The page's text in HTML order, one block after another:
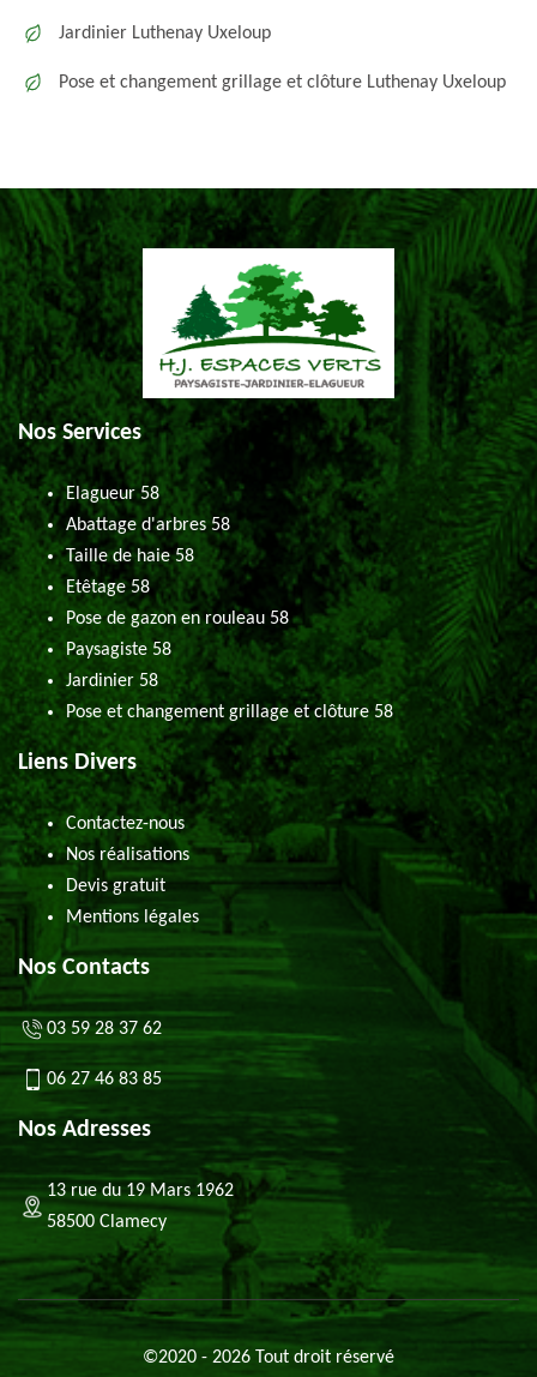
Jardinier Luthenay Uxeloup
Pose et changement grillage et clôture Luthenay Uxeloup
Nos Services
Elagueur 58
Abattage d'arbres 58
Taille de haie 58
Etêtage 58
Pose de gazon en rouleau 58
Paysagiste 58
Jardinier 58
Pose et changement grillage et clôture 58
Liens Divers
Contactez-nous
Nos réalisations
Devis gratuit
Mentions légales
Nos Contacts
03 59 28 37 62
06 27 46 83 85
Nos Adresses
13 rue du 19 Mars 1962
58500 Clamecy
©2020 - 2026 Tout droit réservé